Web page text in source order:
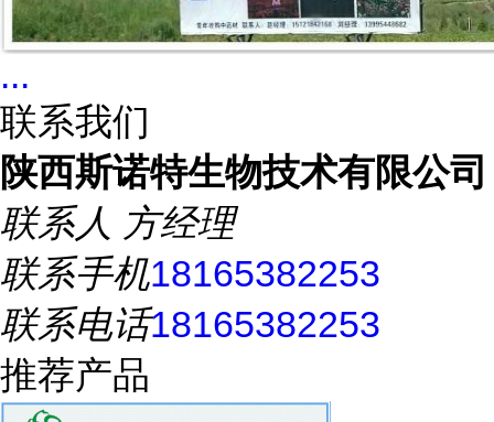
...
联系我们
陕西斯诺特生物技术有限公司
联系人 方经理
联系手机18165382253
联系电话18165382253
推荐产品